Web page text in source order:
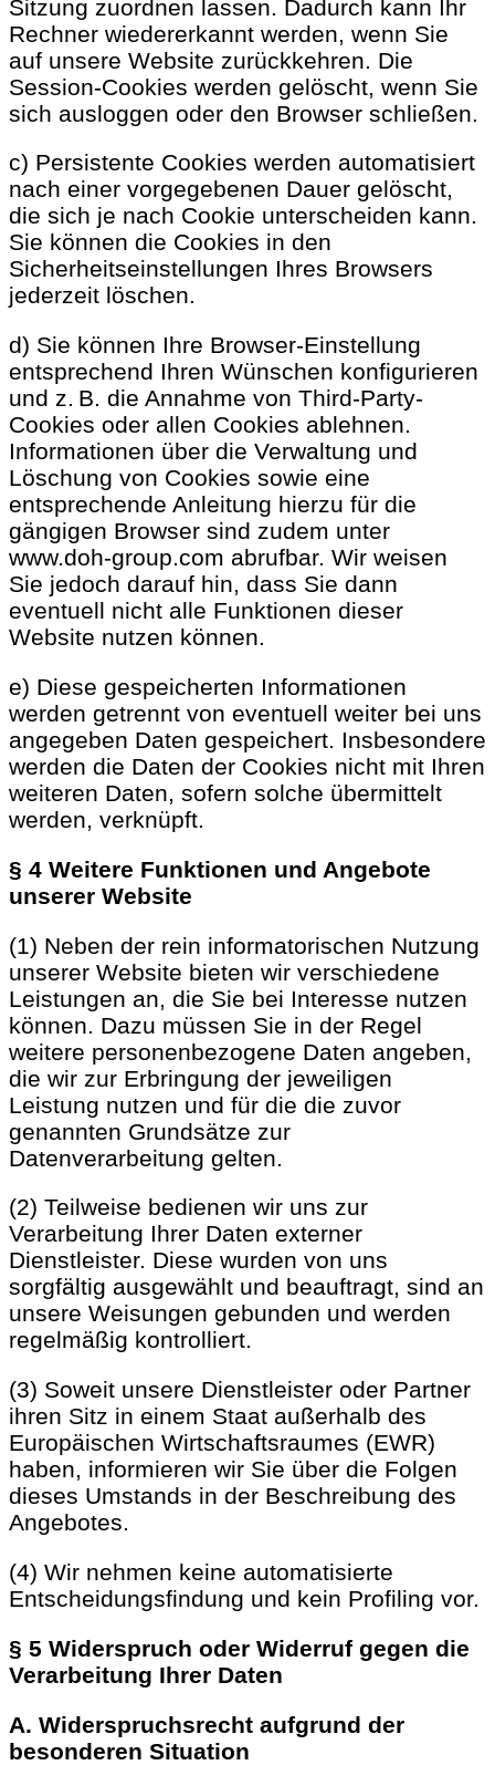
Sitzung zuordnen lassen. Dadurch kann Ihr
Rechner wiedererkannt werden, wenn Sie
auf unsere Website zurückkehren. Die
Session-Cookies werden gelöscht, wenn Sie
sich ausloggen oder den Browser schließen.
c) Persistente Cookies werden automatisiert
nach einer vorgegebenen Dauer gelöscht,
die sich je nach Cookie unterscheiden kann.
Sie können die Cookies in den
Sicherheitseinstellungen Ihres Browsers
jederzeit löschen.
d) Sie können Ihre Browser-Einstellung
entsprechend Ihren Wünschen konfigurieren
und z. B. die Annahme von Third-Party-
Cookies oder allen Cookies ablehnen.
Informationen über die Verwaltung und
Löschung von Cookies sowie eine
entsprechende Anleitung hierzu für die
gängigen Browser sind zudem unter
www.doh-group.com abrufbar. Wir weisen
Sie jedoch darauf hin, dass Sie dann
eventuell nicht alle Funktionen dieser
Website nutzen können.
e) Diese gespeicherten Informationen
werden getrennt von eventuell weiter bei uns
angegeben Daten gespeichert. Insbesondere
werden die Daten der Cookies nicht mit Ihren
weiteren Daten, sofern solche übermittelt
werden, verknüpft.
§ 4 Weitere Funktionen und Angebote
unserer Website
(1) Neben der rein informatorischen Nutzung
unserer Website bieten wir verschiedene
Leistungen an, die Sie bei Interesse nutzen
können. Dazu müssen Sie in der Regel
weitere personenbezogene Daten angeben,
die wir zur Erbringung der jeweiligen
Leistung nutzen und für die die zuvor
genannten Grundsätze zur
Datenverarbeitung gelten.
(2) Teilweise bedienen wir uns zur
Verarbeitung Ihrer Daten externer
Dienstleister. Diese wurden von uns
sorgfältig ausgewählt und beauftragt, sind an
unsere Weisungen gebunden und werden
regelmäßig kontrolliert.
(3) Soweit unsere Dienstleister oder Partner
ihren Sitz in einem Staat außerhalb des
Europäischen Wirtschaftsraumes (EWR)
haben, informieren wir Sie über die Folgen
dieses Umstands in der Beschreibung des
Angebotes.
(4) Wir nehmen keine automatisierte
Entscheidungsfindung und kein Profiling vor.
§ 5 Widerspruch oder Widerruf gegen die
Verarbeitung Ihrer Daten
A. Widerspruchsrecht aufgrund der
besonderen Situation